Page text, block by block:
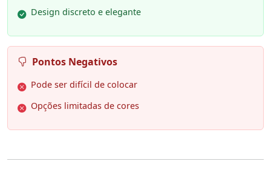
Design discreto e elegante
Pontos Negativos
Pode ser difícil de colocar
Opções limitadas de cores